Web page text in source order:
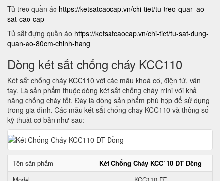
Tủ treo quần áo https://ketsatcaocap.vn/chi-tiet/tu-treo-quan-ao-
sat-cao-cap
Tủ sắt đựng quần áo https://ketsatcaocap.vn/chi-tiet/tu-sat-dung-
quan-ao-80cm-chinh-hang
Dòng két sắt chống cháy KCC110
Két sắt chống cháy KCC110 với các mẫu khoá cơ, điện tử, vân
tay. Là sản phẩm thuộc dòng két sắt chống cháy mini với khả
năng chống cháy tốt. Đây là dòng sản phẩm phù hợp để sử dụng
trong gia đình. Các mẫu két sắt chống cháy KCC110 và thông số
kỹ thuật cơ bản như sau:
Tên sản phẩm
Két Chống Cháy KCC110 DT Đồng